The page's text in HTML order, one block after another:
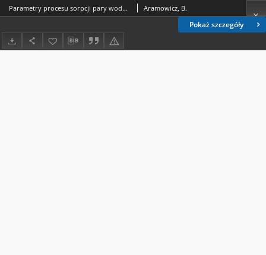
Pokaż szczegóły
Parametry procesu sorpcji pary wodnej w ziarnie pszenicy Aramowicz, B.